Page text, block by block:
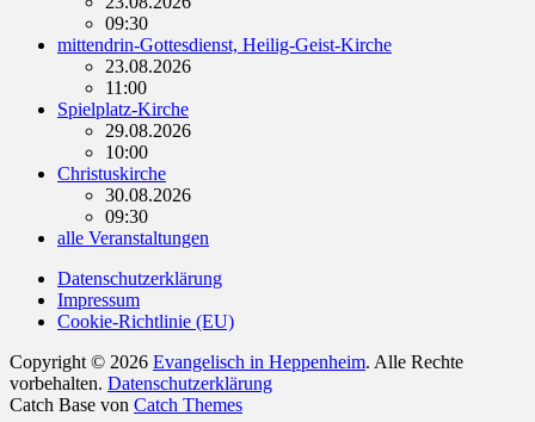
09:30
mittendrin-Gottesdienst, Heilig-Geist-Kirche
23.08.2026
11:00
Spielplatz-Kirche
29.08.2026
10:00
Christuskirche
30.08.2026
09:30
alle Veranstaltungen
Datenschutzerklärung
Impressum
Cookie-Richtlinie (EU)
Copyright © 2026 Evangelisch in Heppenheim. Alle Rechte
vorbehalten. Datenschutzerklärung
Catch Base von Catch Themes